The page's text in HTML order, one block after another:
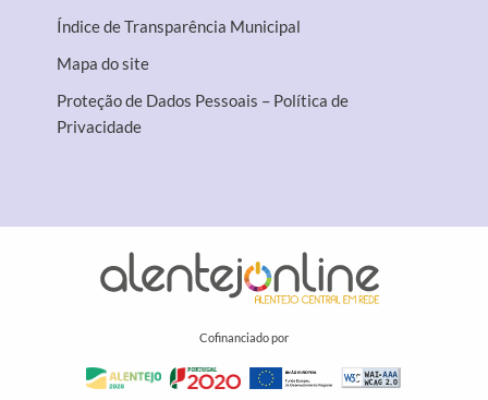
Índice de Transparência Municipal
Mapa do site
Proteção de Dados Pessoais – Política de
Privacidade
Cofinanciado por